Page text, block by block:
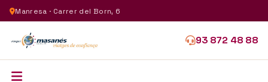
Manresa · Carrer del Born, 6
93 872 48 88